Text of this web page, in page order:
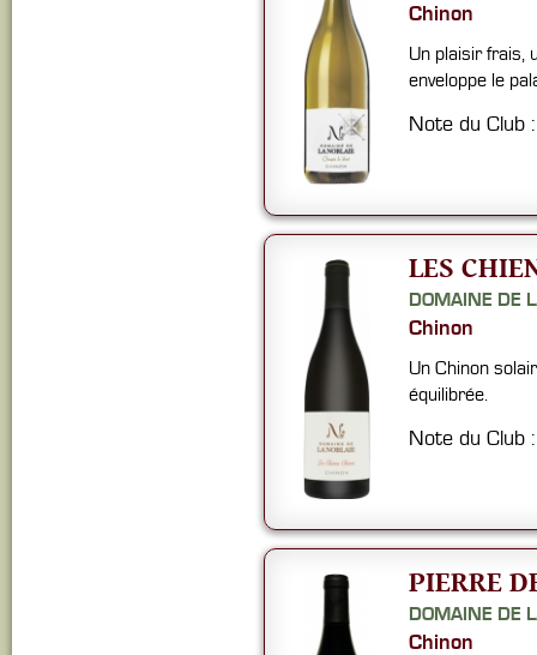
Chinon
Un plaisir frais,
enveloppe le
Note du Club
LES
DOMAINE DE
Chinon
Un Chinon
équilibrée.
Note du Club
PIERRE
DOMAINE DE
Chinon